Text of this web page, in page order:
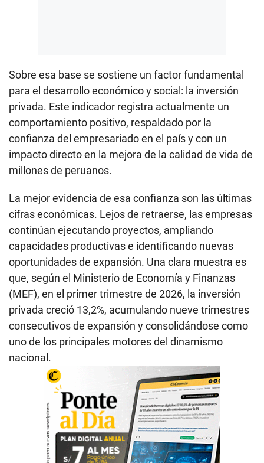
Sobre esa base se sostiene un factor fundamental
para el desarrollo económico y social: la inversión
privada. Este indicador registra actualmente un
comportamiento positivo, respaldado por la
confianza del empresariado en el país y con un
impacto directo en la mejora de la calidad de vida de
millones de peruanos.
La mejor evidencia de esa confianza son las últimas
cifras económicas. Lejos de retraerse, las empresas
continúan ejecutando proyectos, ampliando
capacidades productivas e identificando nuevas
oportunidades de expansión. Una clara muestra es
que, según el Ministerio de Economía y Finanzas
(MEF), en el primer trimestre de 2026, la inversión
privada creció 13,2%, acumulando nueve trimestres
consecutivos de expansión y consolidándose como
uno de los principales motores del dinamismo
nacional.